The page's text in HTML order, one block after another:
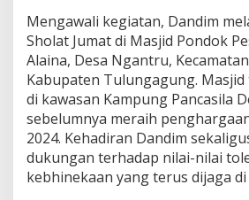
Mengawali kegiatan, Dandim
Sholat Jumat di Masjid Pondok
Alaina, Desa Ngantru,
Kabupaten Tulungagung.
di kawasan Kampung Pancasila
sebelumnya meraih
2024. Kehadiran Dandim
dukungan terhadap nilai-nilai
kebhinekaan yang terus dijaga